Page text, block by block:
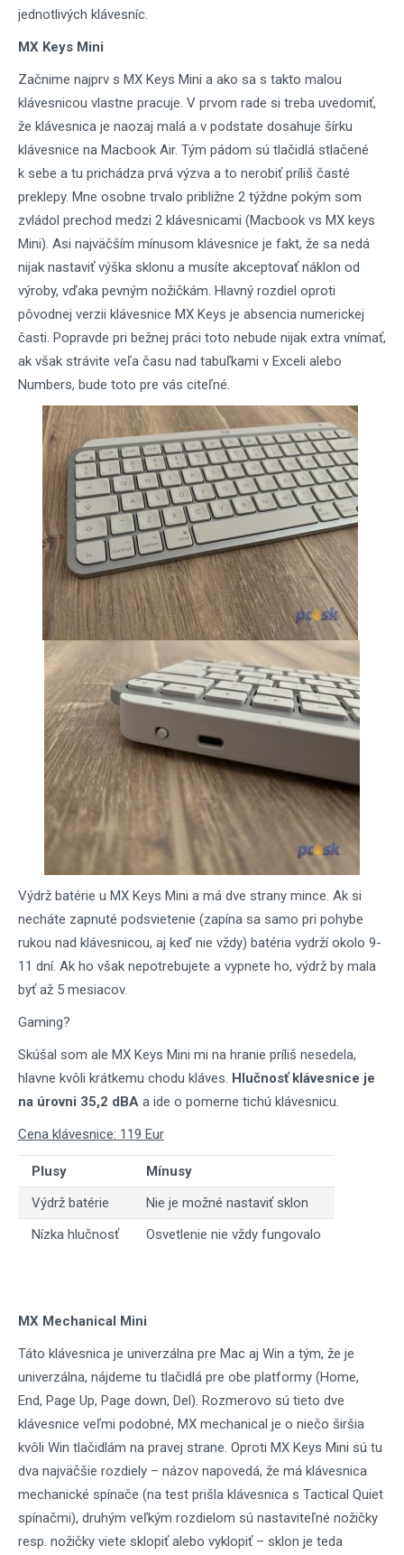
jednotlivých klávesníc.
MX Keys Mini
Začnime najprv s MX Keys Mini a ako sa s takto malou
klávesnicou vlastne pracuje. V prvom rade si treba uvedomiť,
že klávesnica je naozaj malá a v podstate dosahuje šírku
klávesnice na Macbook Air. Tým pádom sú tlačidlá stlačené
k sebe a tu prichádza prvá výzva a to nerobiť príliš časté
preklepy. Mne osobne trvalo približne 2 týždne pokým som
zvládol prechod medzi 2 klávesnicami (Macbook vs MX keys
Mini). Asi najväčším mínusom klávesnice je fakt, že sa nedá
nijak nastaviť výška sklonu a musíte akceptovať náklon od
výroby, vďaka pevným nožičkám. Hlavný rozdiel oproti
pôvodnej verzii klávesnice MX Keys je absencia numerickej
časti. Popravde pri bežnej práci toto nebude nijak extra vnímať,
ak však strávite veľa času nad tabuľkami v Exceli alebo
Numbers, bude toto pre vás citeľné.
Výdrž batérie u MX Keys Mini a má dve strany mince. Ak si
necháte zapnuté podsvietenie (zapína sa samo pri pohybe
rukou nad klávesnicou, aj keď nie vždy) batéria vydrží okolo 9-
11 dní. Ak ho však nepotrebujete a vypnete ho, výdrž by mala
byť až 5 mesiacov.
Gaming?
Skúšal som ale MX Keys Mini mi na hranie príliš nesedela,
hlavne kvôli krátkemu chodu kláves. Hlučnosť klávesnice je
na úrovni 35,2 dBA a ide o pomerne tichú klávesnicu.
Cena klávesnice: 119 Eur
Plusy
Mínusy
Výdrž batérie
Nie je možné nastaviť sklon
Nízka hlučnosť
Osvetlenie nie vždy fungovalo
MX Mechanical Mini
Táto klávesnica je univerzálna pre Mac aj Win a tým, že je
univerzálna, nájdeme tu tlačidlá pre obe platformy (Home,
End, Page Up, Page down, Del). Rozmerovo sú tieto dve
klávesnice veľmi podobné, MX mechanical je o niečo širšia
kvôli Win tlačidlám na pravej strane. Oproti MX Keys Mini sú tu
dva najväčšie rozdiely – názov napovedá, že má klávesnica
mechanické spínače (na test prišla klávesnica s Tactical Quiet
spínačmi), druhým veľkým rozdielom sú nastaviteľné nožičky
resp. nožičky viete sklopiť alebo vyklopiť – sklon je teda